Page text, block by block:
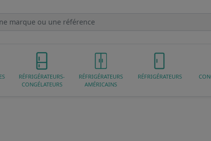
RÉFRIGÉRATEURS-
CONGÉLATEURS
RÉFRIGÉRATEURS
AMÉRICAINS
RÉFRIGÉRATEURS